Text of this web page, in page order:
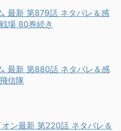
最新 第879話 ネタバレ＆感
場 80巻続き
最新 第880話 ネタバレ＆感
信隊
ン最新 第220話 ネタバレ＆